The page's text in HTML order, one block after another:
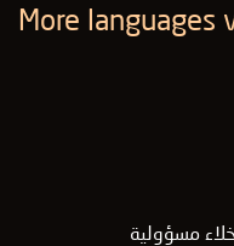
مسؤولية